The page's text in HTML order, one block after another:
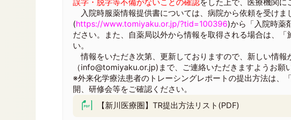
誤字・脱字等不備がないことの確認をした上で、医療機関に
入院時服薬情報提供書については、病院から依頼を受けま
(https://www.tomiyaku.or.jp/?tid=100396)から「入院時薬
ださい。また、自薬局以外から情報を取得される場合は、
い。
情報をいただき次第、更新しておりますので、新しい情報
（info@tomiyaku.or.jp)まで、ご連絡いただきますようお願
※外来化学療法患者のトレーシングレポートの提出方法は、
開、研修会等をご確認ください。
【新川医療圏】TR提出方法リスト(PDF)